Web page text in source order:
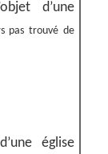
d’une
pas trouvé de
église